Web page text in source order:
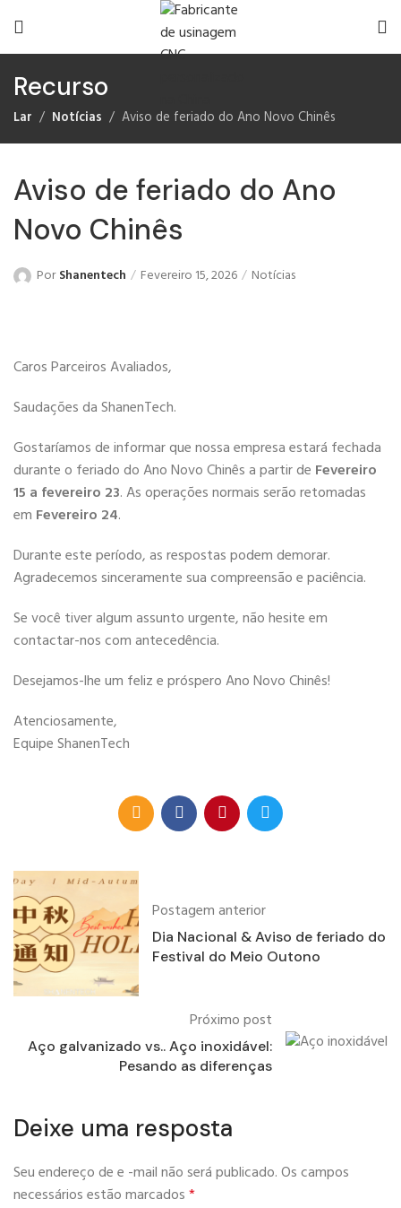
Recurso
Lar Notícias Aviso de feriado do Ano Novo Chinês
Aviso de feriado do Ano
Novo Chinês
Por Shanentech Fevereiro 15, 2026 Notícias
Caros Parceiros Avaliados,
Saudações da ShanenTech.
Gostaríamos de informar que nossa empresa estará fechada
durante o feriado do Ano Novo Chinês a partir de Fevereiro
15 a fevereiro 23. As operações normais serão retomadas
em Fevereiro 24.
Durante este período, as respostas podem demorar.
Agradecemos sinceramente sua compreensão e paciência.
Se você tiver algum assunto urgente, não hesite em
contactar-nos com antecedência.
Desejamos-lhe um feliz e próspero Ano Novo Chinês!
Atenciosamente,
Equipe ShanenTech
Postagem anterior
Dia Nacional & Aviso de feriado do
Festival do Meio Outono
Próximo post
Aço galvanizado vs.. Aço inoxidável:
Pesando as diferenças
Deixe uma resposta
Seu endereço de e -mail não será publicado.Os campos
necessários estão marcados*